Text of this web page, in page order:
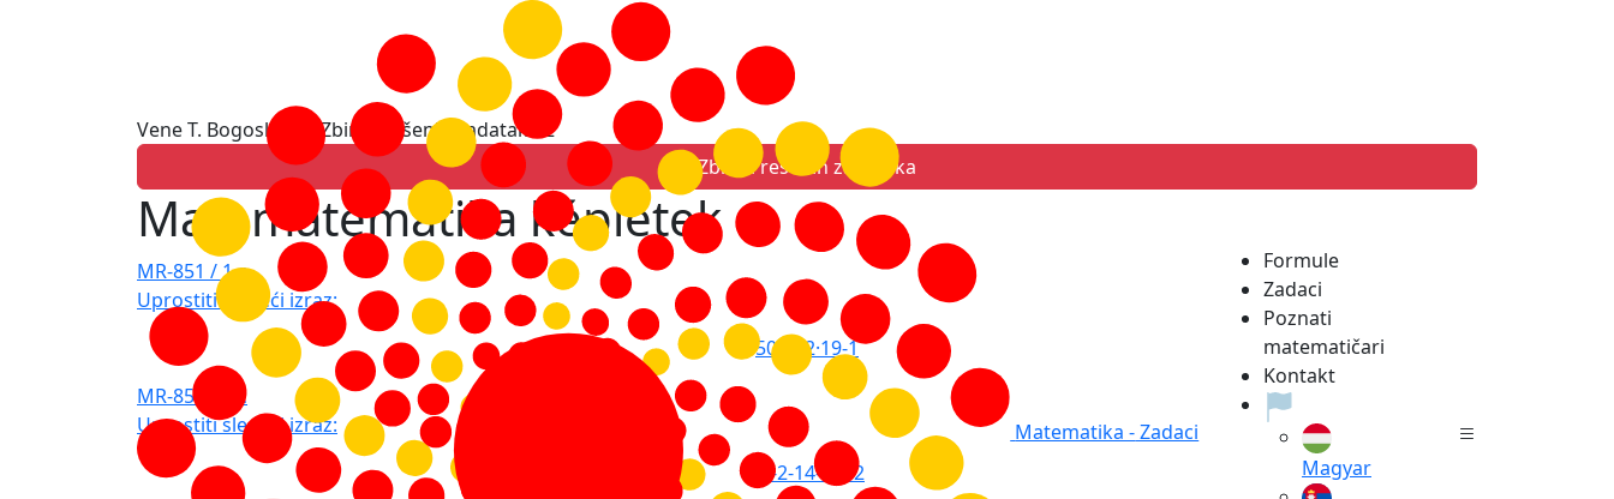
Matematika -Zadaci
Formule
Zadaci
Poznati
matematičari
Kontakt
Magyar
Vene T. Bogoslavov: Zbirka rešenih zadataka 2
Zbirka rešenih zadataka
Matematematika képletek
MR-851 / 1.a
Uprostiti sledeći izraz:
50+ -2·19-1
MR-853 / 1.c
Uprostiti sledeći izraz:
-2-14- -2